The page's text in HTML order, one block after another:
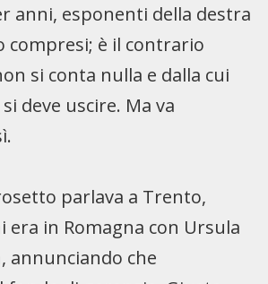
anni, esponenti della destra
compresi; è il contrario
si conta nulla e dalla cui
deve uscire. Ma va
parlava a Trento,
era in Romagna con Ursula
annunciando che